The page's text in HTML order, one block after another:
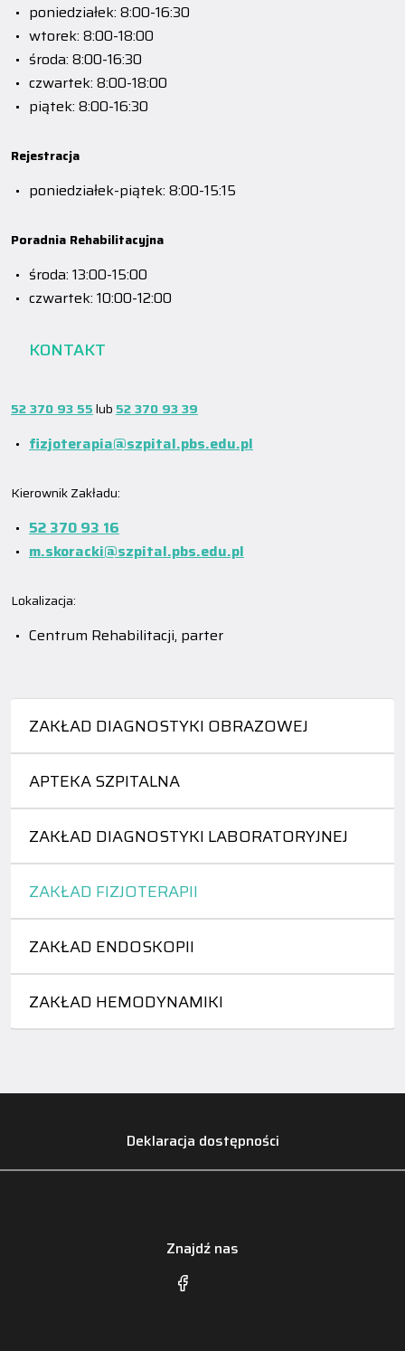
ZAKŁAD DIAGNOSTYKI OBRAZOWEJ
APTEKA SZPITALNA
ZAKŁAD DIAGNOSTYKI LABORATORYJNEJ
ZAKŁAD FIZJOTERAPII
ZAKŁAD ENDOSKOPII
ZAKŁAD HEMODYNAMIKI
poniedziałek: 8:00-16:30
wtorek: 8:00-18:00
środa: 8:00-16:30
czwartek: 8:00-18:00
piątek: 8:00-16:30
Rejestracja
poniedziałek-piątek: 8:00-15:15
Poradnia Rehabilitacyjna
środa: 13:00-15:00
czwartek: 10:00-12:00
KONTAKT
52 370 93 55lub 52 370 93 39
fizjoterapia@szpital.pbs.edu.pl
Kierownik Zakładu:
52 370 93 16
m.skoracki@szpital.pbs.edu.pl
Lokalizacja:
Centrum Rehabilitacji, parter
Deklaracja dostępności
Znajdź nas